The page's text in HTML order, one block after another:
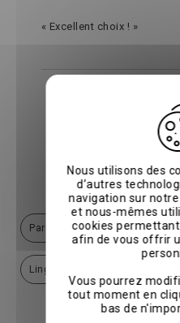
« Excellent choix ! »
Voir
1 2
Parure de lit percale de coton
Linge de lit percale de coton
Nous utilisons des
d’autres
navigation sur
et nous-mêmes
cookies
afin de vous offrir
Vous pourrez
tout moment en
bas de